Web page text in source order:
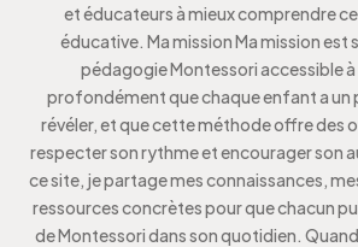
et éducateurs à mieux comprendre
éducative. Ma mission Ma mission est
pédagogie Montessori accessible à
profondément que chaque enfant a un
révéler, et que cette méthode offre des
respecter son rythme et encourager son
ce site, je partage mes connaissances,
ressources concrètes pour que chacun
de Montessori dans son quotidien.